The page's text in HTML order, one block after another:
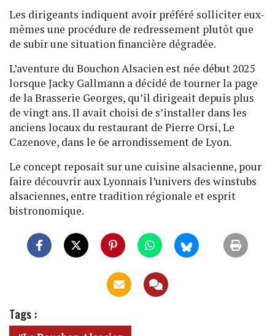
Les dirigeants indiquent avoir préféré solliciter eux-
mêmes une procédure de redressement plutôt que
de subir une situation financière dégradée.
L’aventure du Bouchon Alsacien est née début 2025
lorsque Jacky Gallmann a décidé de tourner la page
de la Brasserie Georges, qu’il dirigeait depuis plus
de vingt ans. Il avait choisi de s’installer dans les
anciens locaux du restaurant de Pierre Orsi, Le
Cazenove, dans le 6e arrondissement de Lyon.
Le concept reposait sur une cuisine alsacienne, pour
faire découvrir aux Lyonnais l’univers des winstubs
alsaciennes, entre tradition régionale et esprit
bistronomique.
Tags :